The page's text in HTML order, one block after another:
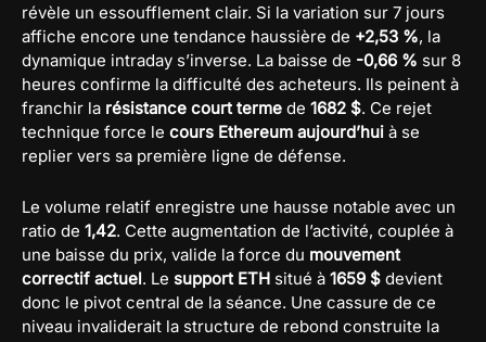
révèle un essoufflement clair. Si la variation sur 7 jours
affiche encore une tendance haussière de +2,53 %, la
dynamique intraday s’inverse. La baisse de -0,66 % sur 8
heures confirme la difficulté des acheteurs. Ils peinent à
franchir la résistance court terme de 1682 $. Ce rejet
technique force le cours Ethereum aujourd’hui à se
replier vers sa première ligne de défense.
Le volume relatif enregistre une hausse notable avec un
ratio de 1,42. Cette augmentation de l’activité, couplée à
une baisse du prix, valide la force du mouvement
correctif actuel. Le support ETH situé à 1659 $ devient
donc le pivot central de la séance. Une cassure de ce
niveau invaliderait la structure de rebond construite la